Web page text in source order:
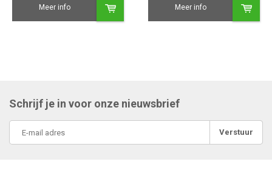
Meer info Meer info
Schrijf je in voor onze nieuwsbrief
Verstuur